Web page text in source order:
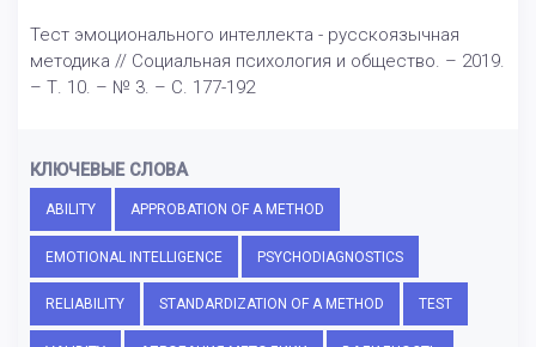
Тест эмоционального интеллекта - русскоязычная
методика // Социальная психология и общество. – 2019.
– Т. 10. – № 3. – С. 177-192
КЛЮЧЕВЫЕ СЛОВА
ABILITY APPROBATION OF A METHOD
EMOTIONAL INTELLIGENCE PSYCHODIAGNOSTICS
RELIABILITY STANDARDIZATION OF A METHOD TEST